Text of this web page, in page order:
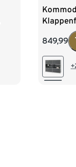
849,99